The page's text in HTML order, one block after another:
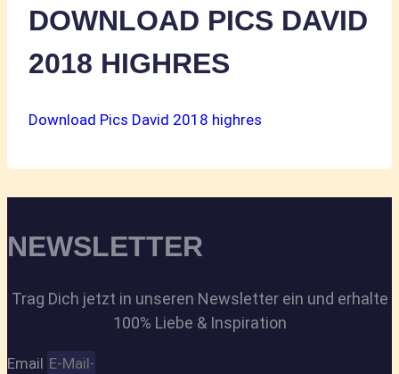
DOWNLOAD PICS DAVID
2018 HIGHRES
Download Pics David 2018 highres
NEWSLETTER
Trag Dich jetzt in unseren Newsletter ein und erhalte
100% Liebe & Inspiration
Email